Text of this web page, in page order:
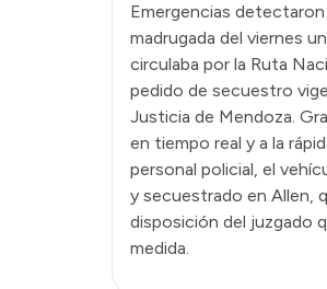
Emergencias
madrugada del viernes
circulaba por la Ruta
pedido de secuestro
Justicia de Mendoza.
en tiempo real y a la
personal policial, el
y secuestrado en Allen,
disposición del juzgado
medida.